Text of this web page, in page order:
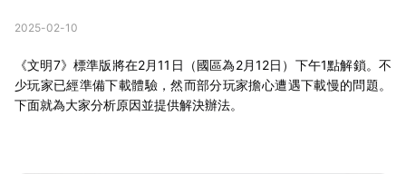
2025-02-10
《文明7》標準版將在2月11日（國區為2月12日）下午1點解鎖。不
少玩家已經準備下載體驗，然而部分玩家擔心遭遇下載慢的問題。
下面就為大家分析原因並提供解決辦法。